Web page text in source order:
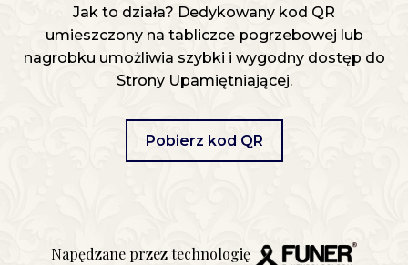
Jak to działa? Dedykowany kod QR
umieszczony na tabliczce pogrzebowej lub
nagrobku umożliwia szybki i wygodny dostęp do
Strony Upamiętniającej.
Pobierz kod QR
Napędzane przez technologię